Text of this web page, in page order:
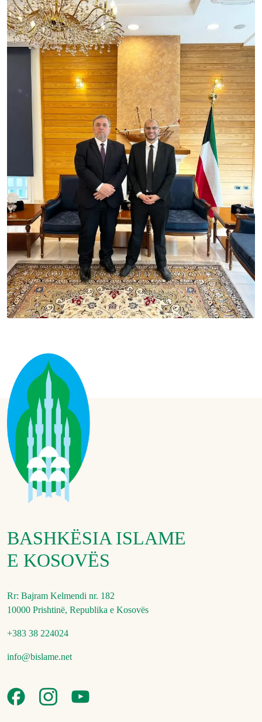
BASHKËSIA ISLAME
E KOSOVËS
Rr: Bajram Kelmendi nr. 182
10000 Prishtinë, Republika e Kosovës
+383 38 224024
info@bislame.net